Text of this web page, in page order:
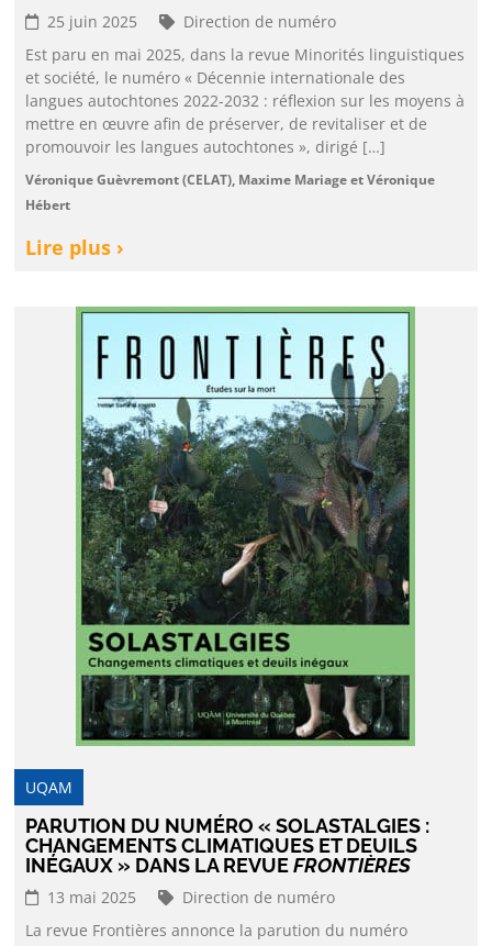
25 juin 2025
Direction de numéro
Est paru en mai 2025, dans la revue Minorités linguistiques
et société, le numéro « Décennie internationale des
langues autochtones 2022-2032 : réflexion sur les moyens à
mettre en œuvre afin de préserver, de revitaliser et de
promouvoir les langues autochtones », dirigé […]
Véronique Guèvremont (CELAT), Maxime Mariage et Véronique
Hébert
Lire plus ›
UQAM
PARUTION DU NUMÉRO « SOLASTALGIES :
CHANGEMENTS CLIMATIQUES ET DEUILS
INÉGAUX » DANS LA REVUEFRONTIÈRES
13 mai 2025
Direction de numéro
La revue Frontières annonce la parution du numéro